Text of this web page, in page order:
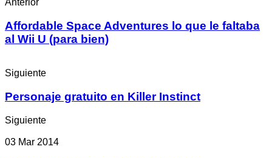
Anterior
Affordable Space Adventures lo que le faltaba
al Wii U (para bien)
Siguiente
Personaje gratuito en Killer Instinct
Siguiente
03 Mar 2014